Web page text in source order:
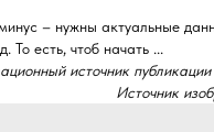
– нужны актуальные
То есть, чтоб начать ...
источник публикации
Источник